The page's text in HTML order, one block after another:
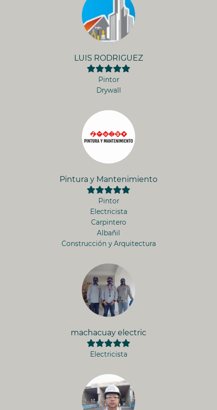
LUIS RODRIGUEZ
Pintor
Drywall
Pintura y Mantenimiento
Pintor
Electricista
Carpintero
Albañil
Construcción y Arquitectura
machacuay electric
Electricista